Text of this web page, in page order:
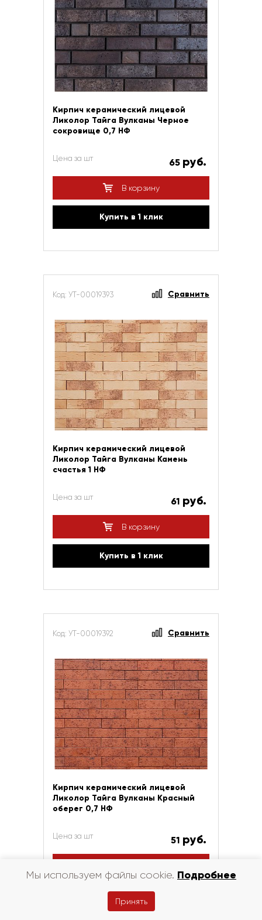
Кирпич керамический лицевой
Ликолор Тайга Вулканы Черное
сокровище 0,7 НФ
Цена за шт 65 руб.
В корзину
Купить в 1 клик
Код: УТ-00019393 Сравнить
Кирпич керамический лицевой
Ликолор Тайга Вулканы Камень
счастья 1 НФ
Цена за шт 61 руб.
В корзину
Купить в 1 клик
Код: УТ-00019392 Сравнить
Кирпич керамический лицевой
Ликолор Тайга Вулканы Красный
оберег 0,7 НФ
Цена за шт 51 руб.
Купить в 1 клик
Мы используем файлы cookie. Подробнее
Принять